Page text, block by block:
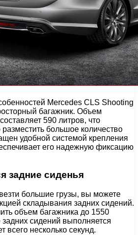
Mercedes CLS Shooting
багажник. Объем
590 литров, что
большое количество
удобной системой крепления
его надежную фиксацию
задние сиденья
большие грузы, вы можете
складывания задних сидений.
объем багажника до 1550
сидений выполняется
всего несколько секунд.